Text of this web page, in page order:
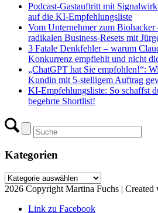
Podcast-Gastauftritt mit
auf die KI-Empfehlungsliste
Vom Unternehmer zum Biohacker
radikalen Business-Resets mit
3 Fatale Denkfehler – warum
Konkurrenz empfiehlt und nicht
„ChatGPT hat Sie empfohlen!“:
Kundin mit 5-stelligem Auftrag
KI-Empfehlungsliste: So schaffst
begehrte Shortlist!
Kategorien
Kategorien
2026 Copyright Martina Fuchs |
Link zu Facebook